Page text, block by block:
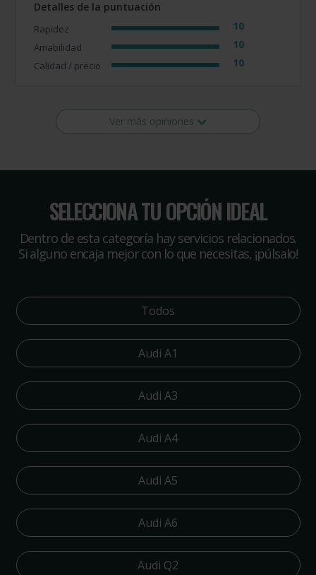
Detalles de la puntuación
Rapidez 10
Amabilidad 10
Calidad / precio 10
Ver más opiniones
SELECCIONA TU OPCIÓN IDEAL
Dentro de esta categoría hay servicios relacionados.
Si alguno encaja mejor con lo que necesitas, ¡púlsalo!
Todos
Audi A1
Audi A3
Audi A4
Audi A5
Audi A6
Audi Q2